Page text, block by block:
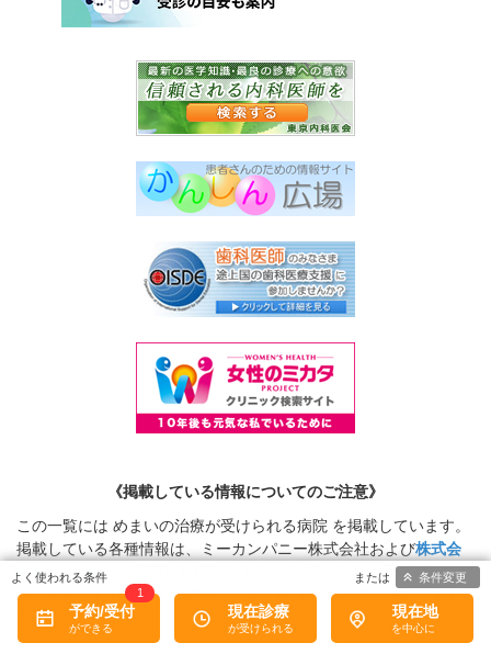
《掲載している情報についてのご注意》
この一覧には めまいの治療が受けられる病院 を掲載しています。
掲載している各種情報は、ミーカンパニー株式会社および株式会
社eヘルスケア
が調査した情報をもとにしています。 正確な情報掲
載に努めておりますが、内容を完全に保証するものではありませ
ん。
予約/受付
1
現在診療 現在地
条件変更